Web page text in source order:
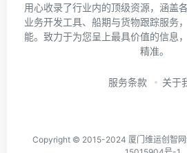
用心收录了行业内的顶级资源，涵盖
业务开发工具、船期与货物跟踪服务
能。致力于为您呈上最具价值的信息
精准。
服务条款 关于
Copyright © 2015-2024 厦门维运创智网